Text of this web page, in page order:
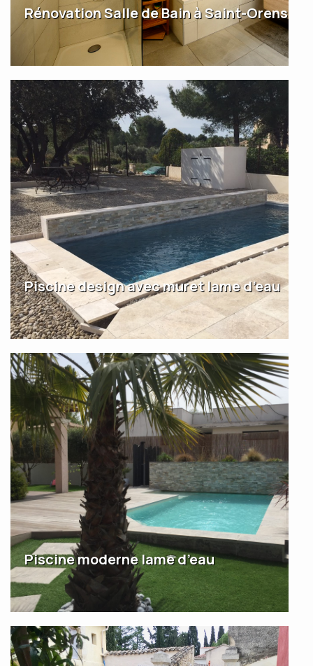
Rénovation Salle de Bain à Saint-Orens
Piscine design avec muret lame d’eau
Piscine moderne lame d’eau